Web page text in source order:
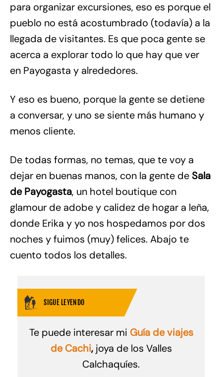
para organizar excursiones, eso es porque el
pueblo no está acostumbrado (todavía) a la
llegada de visitantes. Es que poca gente se
acerca a explorar todo lo que hay que ver
en Payogasta y alrededores.
Y eso es bueno, porque la gente se detiene
a conversar, y uno se siente más humano y
menos cliente.
De todas formas, no temas, que te voy a
dejar en buenas manos, con la gente de Sala
de Payogasta, un hotel boutique con
glamour de adobe y calidez de hogar a leña,
donde Erika y yo nos hospedamos por dos
noches y fuimos (muy) felices. Abajo te
cuento todos los detalles.
SIGUE LEYENDO
Te puede interesar mi Guía de viajes
de Cachi, joya de los Valles
Calchaquíes.